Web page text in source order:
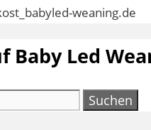
Baby Led